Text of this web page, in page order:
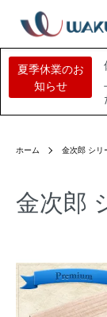
夏季休業のお
知らせ
ホーム 金次郎 シリ
金次郎